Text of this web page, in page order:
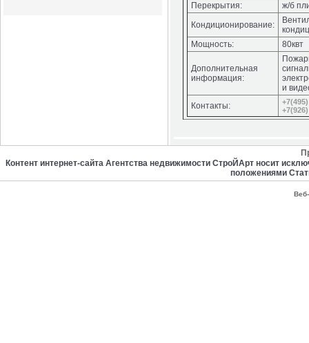
Перекрытия:
ж/б
Кондиционирование:
Мощность:
80квт
Дополнительная
информация:
и
Контакты:
Контент интернет-сайта Агентства недвижимости СтроЙАрт носит
положениями